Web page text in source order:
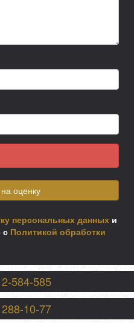
оценку
персональных данных и
с Политикой обработки
584-585
10-77